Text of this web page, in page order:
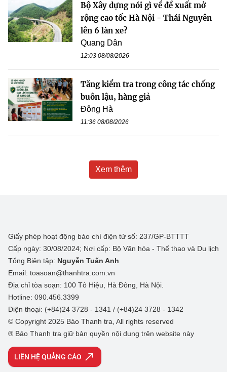
Bộ Xây dựng nói gì về đề xuất mở
rộng cao tốc Hà Nội - Thái Nguyên
lên 6 làn xe?
Quang Dân
12:03 08/08/2026
Tăng kiểm tra trong công tác chống
buôn lậu, hàng giả
Đông Hà
11:36 08/08/2026
Xem thêm
Giấy phép hoạt động báo chí điện tử số: 237/GP-BTTTT
Cấp ngày: 30/08/2024; Nơi cấp: Bộ Văn hóa - Thể thao và Du lịch
Tổng Biên tập: Nguyễn Tuấn Anh
Email: toasoan@thanhtra.com.vn
Địa chỉ tòa soạn: 100 Tô Hiệu, Hà Đông, Hà Nội.
Hotline: 090.456.3399
Điện thoại: (+84)24 3728 - 1341 / (+84)24 3728 - 1342
© Copyright 2025 Báo Thanh tra, All rights reserved
® Báo Thanh tra giữ bản quyền nội dung trên website này
LIÊN HỆ QUẢNG CÁO